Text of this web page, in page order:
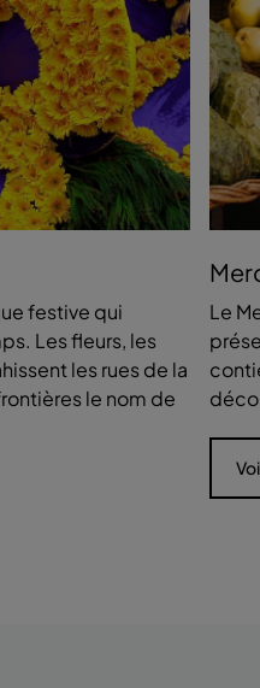
festive qui
Les fleurs, les
les rues de la
le nom de
Le